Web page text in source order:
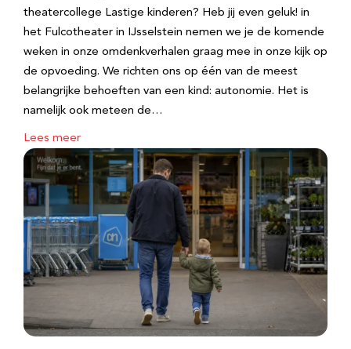
theatercollege Lastige kinderen? Heb jij even geluk! in
het Fulcotheater in IJsselstein nemen we je de komende
weken in onze omdenkverhalen graag mee in onze kijk op
de opvoeding. We richten ons op één van de meest
belangrijke behoeften van een kind: autonomie. Het is
namelijk ook meteen de…
Lees meer